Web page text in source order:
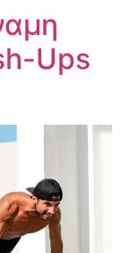
Ups